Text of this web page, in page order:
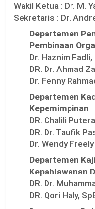
Wakil Ketua : Dr. M.
Sekretaris : Dr.
Departemen
Pembinaan
Dr. Haznim Fadli,
DR. Dr. Ahmad
Dr. Fenny
Departemen
Kepemimpinan
DR. Chalili
DR. Dr. Taufik
Dr. Wendy
Departemen
Kepahlawanan
DR. Dr.
DR. Qori Haly,